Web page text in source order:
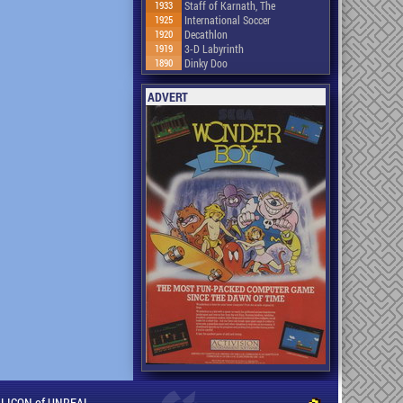
1933 Staff of Karnath, The
1925 International Soccer
1920 Decathlon
1919 3-D Labyrinth
1890 Dinky Doo
ADVERT